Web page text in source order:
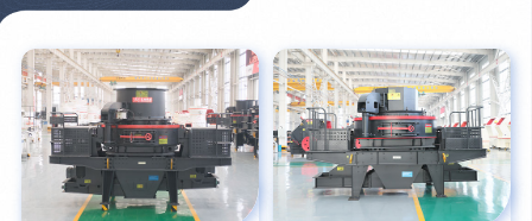
6分钟前 姚女士留言：这款破碎机一小时产能多大？是用电的还是燃油的？
12分钟前 宋先生留言：50吨左右的制砂机大概什么价位？
16分钟前 柳先生留言：洗石英砂全套设备有哪些？
26分钟前 杨先生留言：建筑垃圾破碎机可以铁器分类吗？